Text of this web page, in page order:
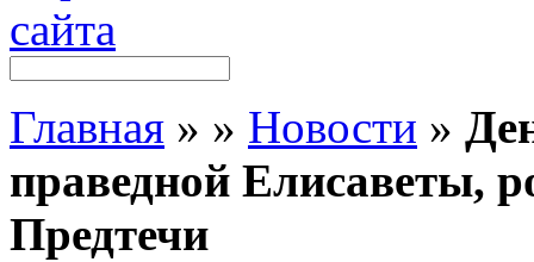
Главная » » Новости »
праведной Елисаветы,
Предтечи